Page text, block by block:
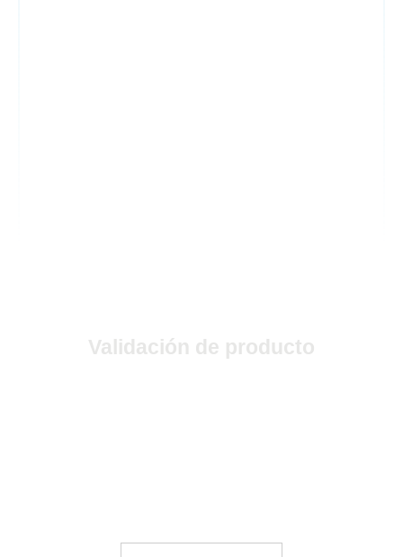
Validación de producto